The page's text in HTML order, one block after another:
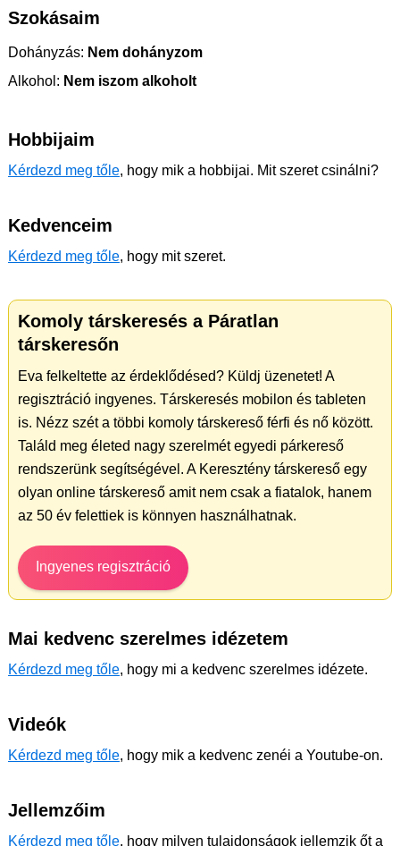
Szokásaim
Dohányzás: Nem dohányzom
Alkohol: Nem iszom alkoholt
Hobbijaim
Kérdezd meg tőle, hogy mik a hobbijai. Mit szeret csinálni?
Kedvenceim
Kérdezd meg tőle, hogy mit szeret.
Komoly társkeresés a Páratlan
társkeresőn
Eva felkeltette az érdeklődésed? Küldj üzenetet! A
regisztráció ingyenes. Társkeresés mobilon és tableten
is. Nézz szét a többi komoly társkereső férfi és nő között.
Találd meg életed nagy szerelmét egyedi párkereső
rendszerünk segítségével. A Keresztény társkereső egy
olyan online társkereső amit nem csak a fiatalok, hanem
az 50 év felettiek is könnyen használhatnak.
Ingyenes regisztráció
Mai kedvenc szerelmes idézetem
Kérdezd meg tőle, hogy mi a kedvenc szerelmes idézete.
Videók
Kérdezd meg tőle, hogy mik a kedvenc zenéi a Youtube-on.
Jellemzőim
Kérdezd meg tőle, hogy milyen tulajdonságok jellemzik őt a